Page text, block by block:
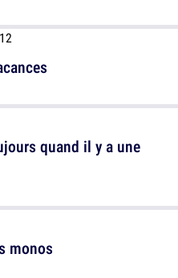
quand il y a une
monos